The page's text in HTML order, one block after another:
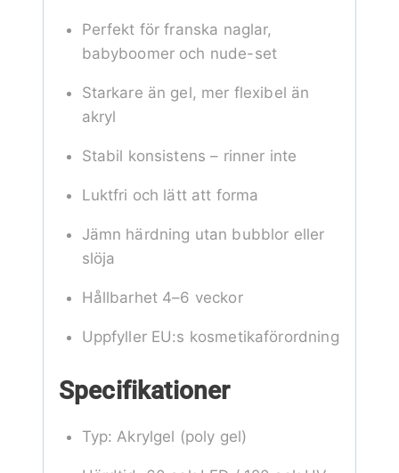
Perfekt för franska naglar,
babyboomer och nude-set
Starkare än gel, mer flexibel än
akryl
Stabil konsistens – rinner inte
Luktfri och lätt att forma
Jämn härdning utan bubblor eller
slöja
Hållbarhet 4–6 veckor
Uppfyller EU:s kosmetikaförordning
Specifikationer
Typ: Akrylgel (poly gel)